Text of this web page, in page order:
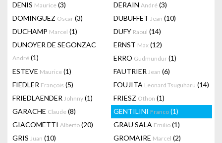
DENIS Maurice (3) DERAIN André (3)
DOMINGUEZ Oscar (3) DUBUFFET Jean (10)
DUCHAMP Marcel (1) DUFY Raoul (14)
DUNOYER DE SEGONZAC
André (1)
ERNST Max (12)
ERRO Gudmundur (1)
ESTEVE Maurice (1) FAUTRIER Jean (6)
FIEDLER François (5) FOUJITA Leonard Tsuguharu (14)
FRIEDLAENDER Johnny (1) FRIESZ Othon (1)
GARACHE Claude (8) GENTILINI Franco (1)
GIACOMETTI Alberto (20) GRAU SALA Emilio (1)
GRIS Juan (10) GROMAIRE Marcel (2)